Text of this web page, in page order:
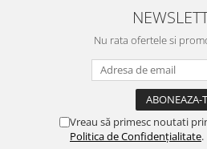
Nu rata ofertele si
Vreau să primesc noutati
Politica de Confidențialitate.